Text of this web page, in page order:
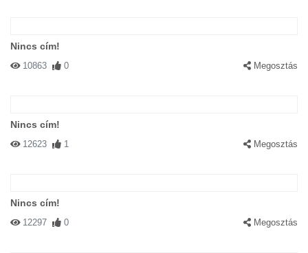
Nincs cím!
10863 0 Megosztás
Nincs cím!
12623 1 Megosztás
Nincs cím!
12297 0 Megosztás